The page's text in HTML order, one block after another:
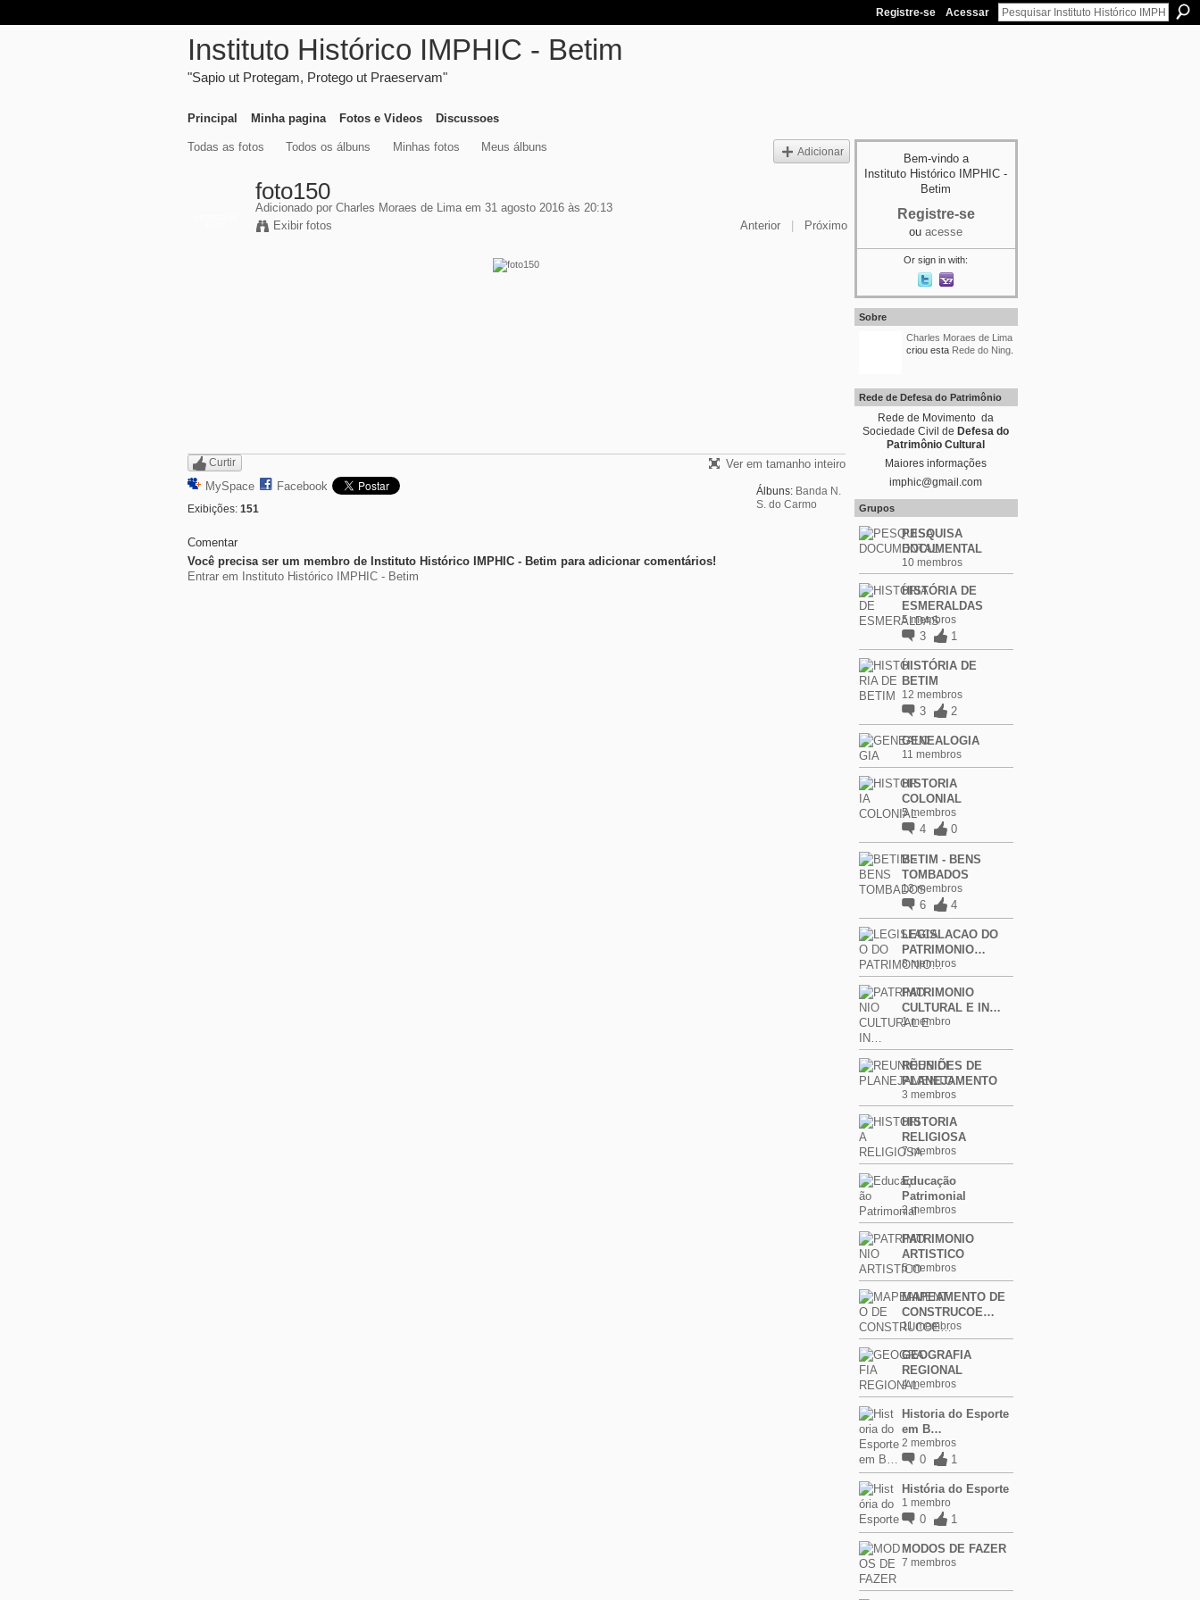
Registre-se Acessar
Instituto Histórico IMPHIC - Betim
"Sapio ut Protegam, Protego ut Praeservam"
Principal Minha pagina Fotos e Videos Discussoes
Todas as fotos Todos os álbuns Minhas fotos Meus álbuns Adicionar
foto150
Adicionado por Charles Moraes de Limaem 31 agosto 2016 às 20:13
Exibir fotos
Anterior Próximo
Curtir
MySpace Facebook
Exibições: 151
Ver em tamanho inteiro
Álbuns: Banda N.
S. do Carmo
Comentar
Você precisa ser um membro de Instituto Histórico IMPHIC - Betim para adicionar comentários!
Entrar em Instituto Histórico IMPHIC - Betim
Bem-vindo a
Instituto Histórico IMPHIC -
Betim
Registre-se
ou acesse
Or sign in with:
Sobre
Charles Moraes de Lima
criou esta Rede do Ning.
Rede de Defesa do Patrimônio
Rede de Movimento da
Sociedade Civil de Defesa do
Patrimônio Cultural
Maiores informações
imphic@gmail.com
Grupos
PESQUISA
DOCUMENTAL
10 membros
HISTÓRIA DE
ESMERALDAS
5 membros
3 1
HISTÓRIA DE
BETIM
12 membros
3 2
GENEALOGIA
11 membros
HISTORIA
COLONIAL
5 membros
4 0
BETIM - BENS
TOMBADOS
13 membros
6 4
LEGISLACAO DO
PATRIMONIO…
8 membros
PATRIMONIO
CULTURAL E IN…
1 membro
REUNIÕES DE
PLANEJAMENTO
3 membros
HISTORIA
RELIGIOSA
7 membros
Educação
Patrimonial
3 membros
PATRIMONIO
ARTISTICO
5 membros
MAPEAMENTO DE
CONSTRUCOE…
11 membros
GEOGRAFIA
REGIONAL
4 membros
Historia do Esporte
em B…
2 membros
0 1
História do Esporte
1 membro
0 1
MODOS DE FAZER
7 membros